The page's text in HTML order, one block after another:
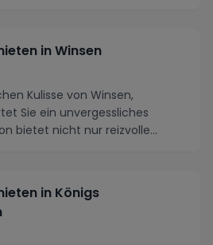
in Winsen
Kulisse von Winsen,
Sie ein unvergessliches
bietet nicht nur reizvolle
in Königs